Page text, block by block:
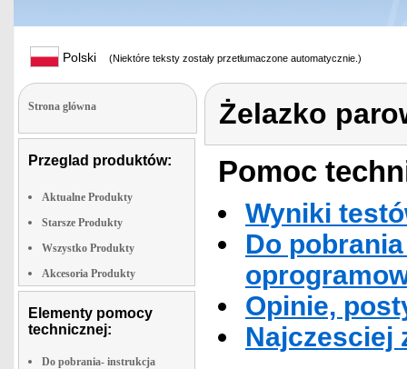
Polski (Niektóre teksty zostały przetłumaczone automatycznie.)
Strona glówna
Przeglad produktów:
Aktualne Produkty
Starsze Produkty
Wszystko Produkty
Akcesoria Produkty
Elementy pomocy
technicznej:
Do pobrania- instrukcja
Żelazko
Pomoc
Wyniki
Do
Opinie,
Najczesciej